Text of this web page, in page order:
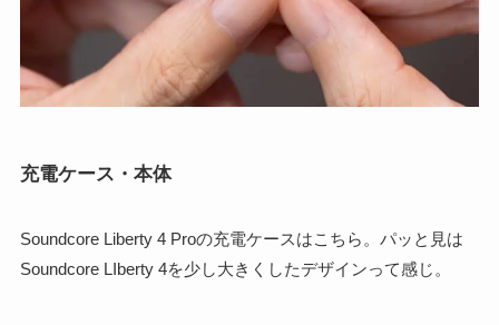
充電ケース・本体
Soundcore Liberty 4 Proの充電ケースはこちら。パッと見は
Soundcore LIberty 4を少し大きくしたデザインって感じ。